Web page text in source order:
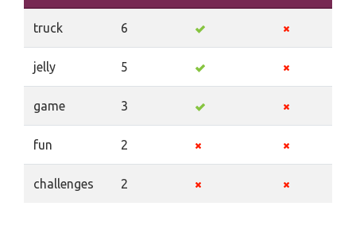
truck 6
jelly 5
game 3
fun 2
challenges 2